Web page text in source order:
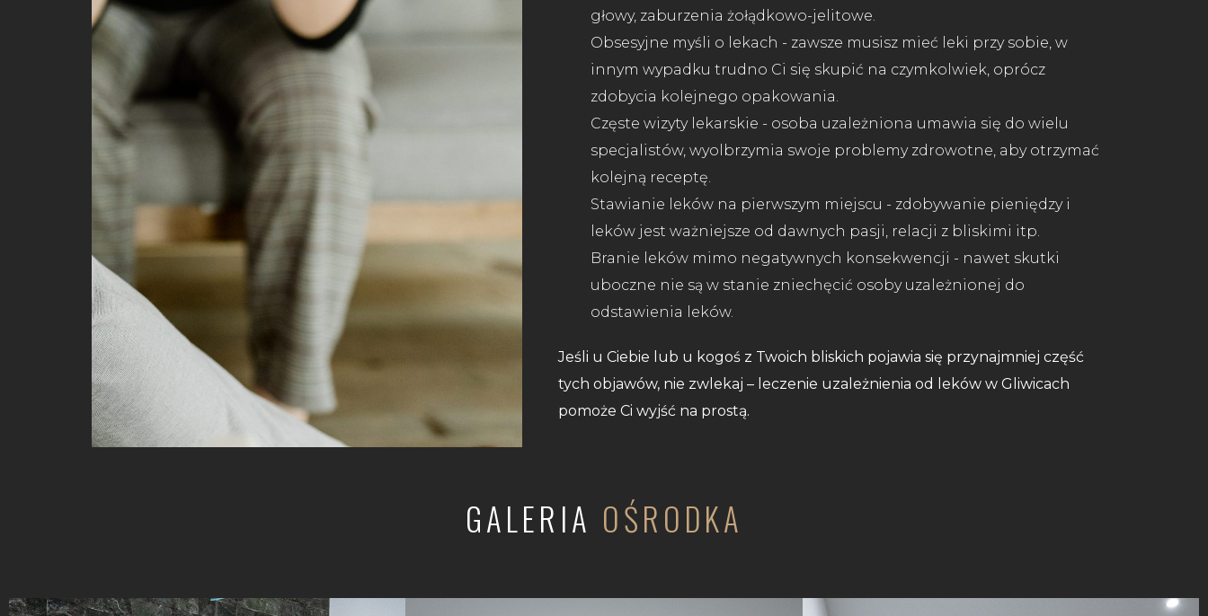
głowy, zaburzenia żołądkowo-jelitowe.
Obsesyjne myśli o lekach - zawsze musisz mieć leki przy sobie, w
innym wypadku trudno Ci się skupić na czymkolwiek, oprócz
zdobycia kolejnego opakowania.
Częste wizyty lekarskie - osoba uzależniona umawia się do wielu
specjalistów, wyolbrzymia swoje problemy zdrowotne, aby otrzymać
kolejną receptę.
Stawianie leków na pierwszym miejscu - zdobywanie pieniędzy i
leków jest ważniejsze od dawnych pasji, relacji z bliskimi itp.
Branie leków mimo negatywnych konsekwencji - nawet skutki
uboczne nie są w stanie zniechęcić osoby uzależnionej do
odstawienia leków.
Jeśli u Ciebie lub u kogoś z Twoich bliskich pojawia się przynajmniej część
tych objawów, nie zwlekaj – leczenie uzależnienia od leków w Gliwicach
pomoże Ci wyjść na prostą.
GALERIA OŚRODKA